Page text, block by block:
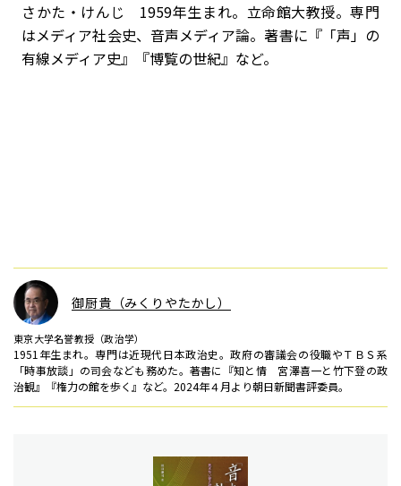
さかた・けんじ 1959年生まれ。立命館大教授。専門
はメディア社会史、音声メディア論。著書に『「声」の
有線メディア史』『博覧の世紀』など。
御厨貴（みくりやたかし）
東京大学名誉教授（政治学）
1951年生まれ。専門は近現代日本政治史。政府の審議会の役職やＴＢＳ系
「時事放談」の司会なども務めた。著書に『知と情 宮澤喜一と竹下登の政
治観』『権力の館を歩く』など。2024年４月より朝日新聞書評委員。